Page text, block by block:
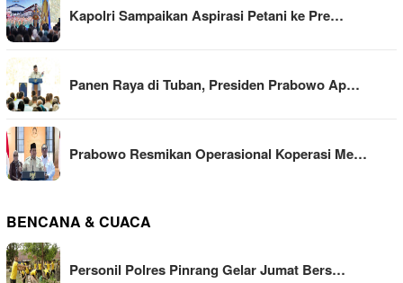
Kapolri Sampaikan Aspirasi Petani ke Pre…
Panen Raya di Tuban, Presiden Prabowo Ap…
Prabowo Resmikan Operasional Koperasi Me…
BENCANA & CUACA
Personil Polres Pinrang Gelar Jumat Bers…